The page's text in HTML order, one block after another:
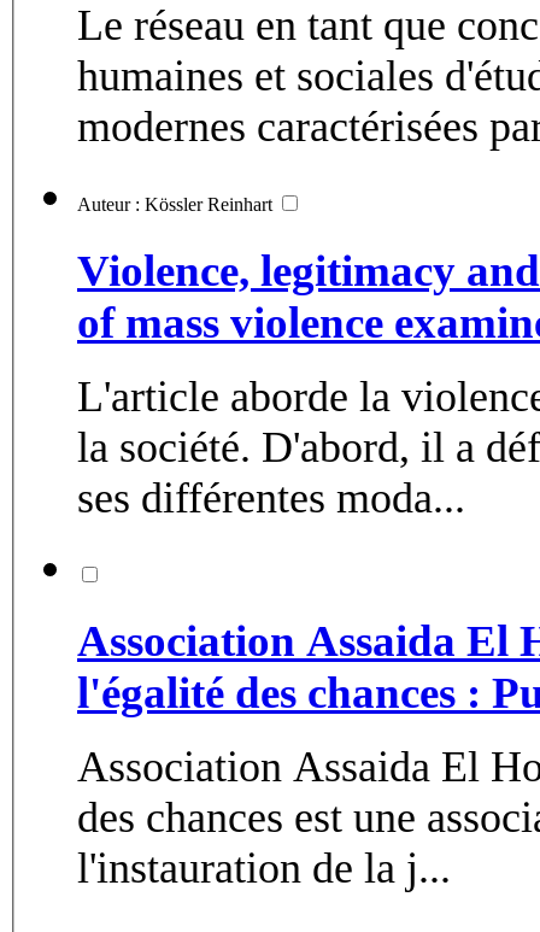
Le réseau en tant que
humaines et sociales
modernes caractérisées
Auteur : Kössler Reinhart
Violence, legitimacy
of mass violence
L'article aborde la
la société. D'abord, il a
ses différentes moda...
Association Assaida El
l'égalité des chances :
Association Assaida El
des chances est une
l'instauration de la j...